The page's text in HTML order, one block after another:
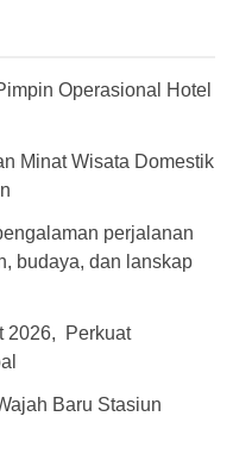
Operasional Hotel
Minat Wisata Domestik
perjalanan
budaya, dan lanskap
2026, Perkuat
Baru Stasiun